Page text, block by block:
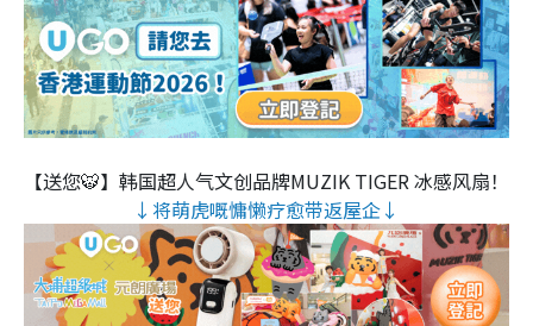
【送您🐯】韩国超人气文创品牌MUZIK TIGER 冰感风扇！
↓将萌虎嘅慵懒疗愈带返屋企↓